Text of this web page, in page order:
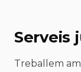
Serveis
Treballem